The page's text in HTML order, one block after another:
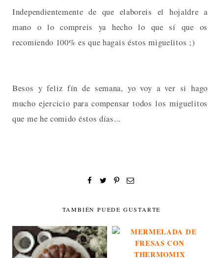
Independientemente de que elaboreis el hojaldre a
mano o lo compreis ya hecho lo que sí que os
recomiendo 100% es que hagais éstos miguelitos ;)
Besos y feliz fín de semana, yo voy a ver si hago
mucho ejercicio para compensar todos los miguelitos
que me he comido éstos días...
TAMBIÉN PUEDE GUSTARTE